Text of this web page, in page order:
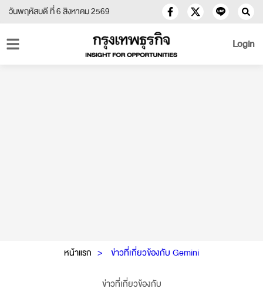
วันพฤหัสบดี ที่ 6 สิงหาคม 2569
Login
หน้าแรก ข่าวที่เกี่ยวข้องกับ Gemini
ข่าวที่เกี่ยวข้องกับ